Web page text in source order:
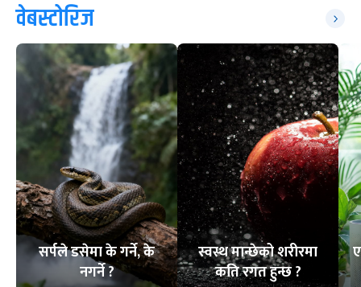
वेबस्टोरिज
सर्पले डसेमा के गर्ने, के
नगर्ने ?
स्वस्थ मान्छेको शरीरमा
कति रगत हुन्छ ?